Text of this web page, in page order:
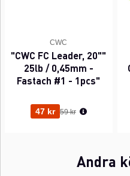
CWC
"CWC FC Leader, 20""
25lb / 0,45mm -
Fastach #1 - 1pcs"
47 kr Ordinarie pris:
59 kr
Andra